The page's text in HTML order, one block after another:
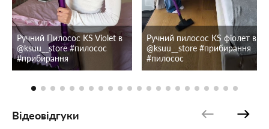
Ручний Пилосос KS Violet в
@ksuu__store #пилосос
#прибирання
Ручний пилосос KS фіолет в
@ksuu__store #прибирання
#пилосос
Відеовідгуки